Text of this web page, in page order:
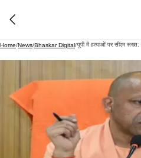
Home/News/Bhaskar Digital/